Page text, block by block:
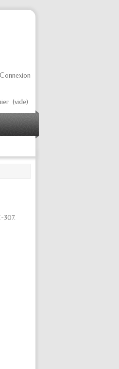
Connexion
(vide)
307.